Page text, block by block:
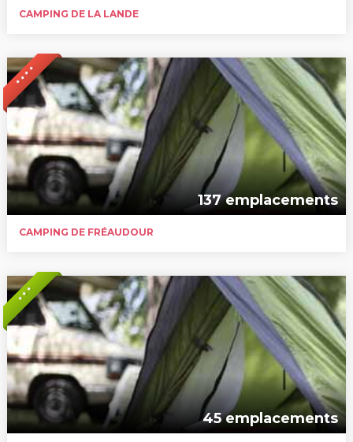
CAMPING DE LA LANDE
* * * *
137 emplacements
CAMPING DE FRÉAUDOUR
* * *
45 emplacements